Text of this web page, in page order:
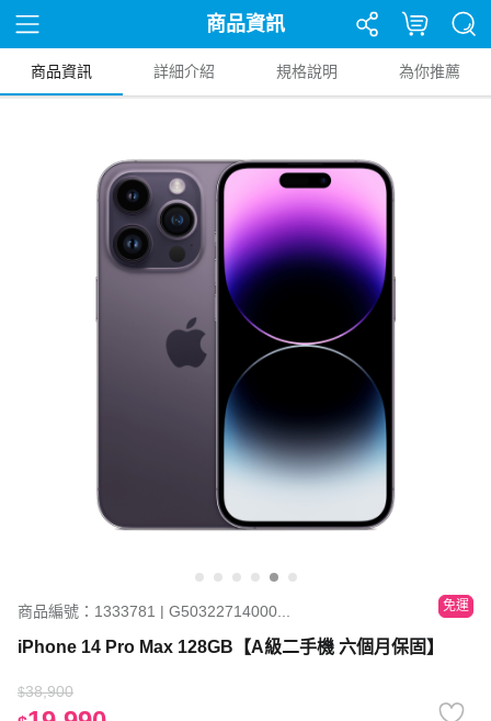
商品資訊
商品資訊 詳細介紹 規格說明 為你推薦
商品編號：1333781 | G50322714000... 免運
iPhone 14 Pro Max 128GB【A級二手機 六個月保固】
$38,900